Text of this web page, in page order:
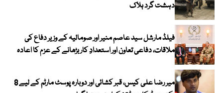
دہشت گرد ہلاک
فیلڈ مارشل سید عاصم منیر اور صومالیہ کے وزیر دفاع کی
ملاقات، دفاعی تعاون اور استعدادِ کار بڑھانے کے عزم کا اعادہ
میر رضا علی کیس، قبر کشائی اور دوبارہ پوسٹ مارٹم کے لیے 8